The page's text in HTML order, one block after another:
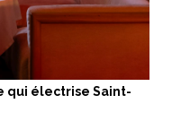
qui électrise Saint-